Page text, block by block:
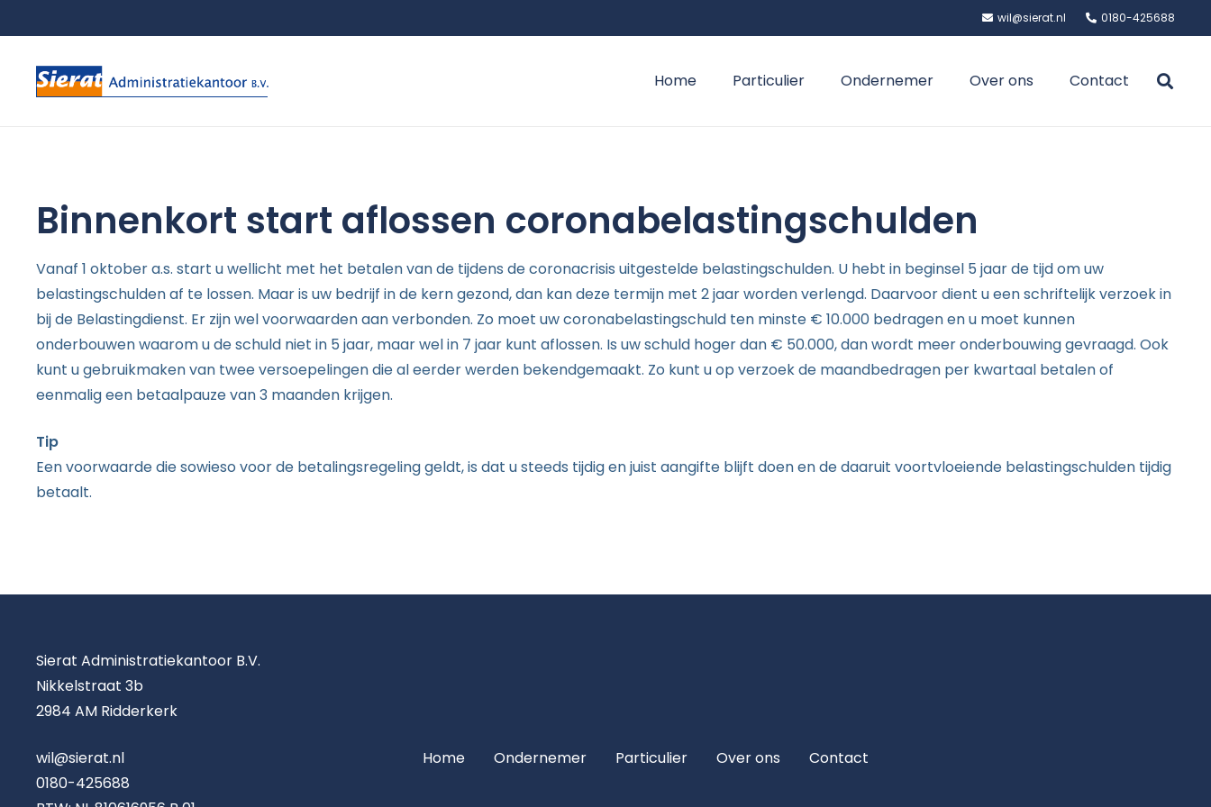
wil@sierat.nl 0180-425688
Home Particulier Ondernemer Over ons Contact
Binnenkort start aflossen coronabelastingschulden
Vanaf 1 oktober a.s. start u wellicht met het betalen van de tijdens de coronacrisis uitgestelde belastingschulden. U hebt in beginsel 5 jaar de tijd om uw
belastingschulden af te lossen. Maar is uw bedrijf in de kern gezond, dan kan deze termijn met 2 jaar worden verlengd. Daarvoor dient u een schriftelijk verzoek in
bij de Belastingdienst. Er zijn wel voorwaarden aan verbonden. Zo moet uw coronabelastingschuld ten minste € 10.000 bedragen en u moet kunnen
onderbouwen waarom u de schuld niet in 5 jaar, maar wel in 7 jaar kunt aflossen. Is uw schuld hoger dan € 50.000, dan wordt meer onderbouwing gevraagd. Ook
kunt u gebruikmaken van twee versoepelingen die al eerder werden bekendgemaakt. Zo kunt u op verzoek de maandbedragen per kwartaal betalen of
eenmalig een betaalpauze van 3 maanden krijgen.
Tip
Een voorwaarde die sowieso voor de betalingsregeling geldt, is dat u steeds tijdig en juist aangifte blijft doen en de daaruit voortvloeiende belastingschulden tijdig
betaalt.
Sierat Administratiekantoor B.V.
Nikkelstraat 3b
2984 AM Ridderkerk
wil@sierat.nl
0180-425688
Home Ondernemer Particulier Over ons Contact